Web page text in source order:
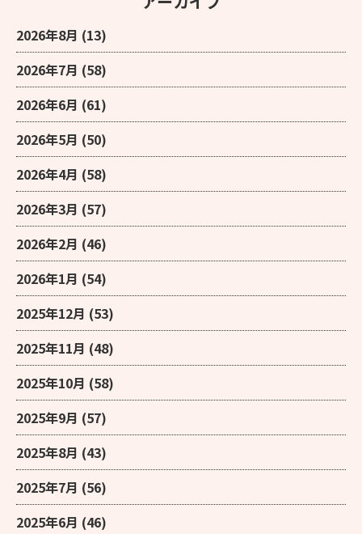
2026年8月 (13)
2026年7月 (58)
2026年6月 (61)
2026年5月 (50)
2026年4月 (58)
2026年3月 (57)
2026年2月 (46)
2026年1月 (54)
2025年12月 (53)
2025年11月 (48)
2025年10月 (58)
2025年9月 (57)
2025年8月 (43)
2025年7月 (56)
2025年6月 (46)